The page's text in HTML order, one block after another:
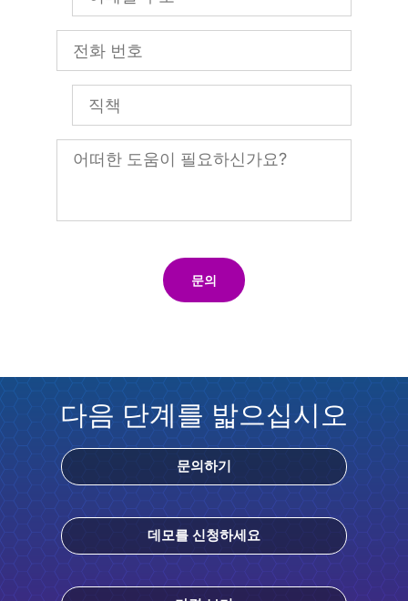
문의
다음 단계를 밟으십시오
문의하기
데모를 신청하세요